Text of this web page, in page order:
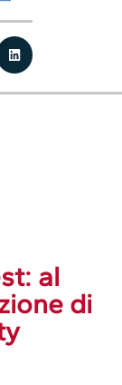
al
di